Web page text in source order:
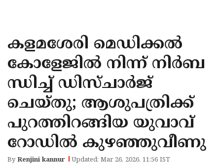
KANNUR
KASARAGOD
കളമശേരി മെഡിക്കൽ
കോളേജിൽ നിന്ന് നിർബ
ന്ധിച്ച് ഡിസ്‌ചാർജ്
ചെയ്തു; ആശുപത്രിക്ക്
പുറത്തിറങ്ങിയ യുവാവ്
റോഡിൽ കുഴഞ്ഞുവീണു
ByRenjini kannur Updated: Mar 26, 2026, 11:56 IST